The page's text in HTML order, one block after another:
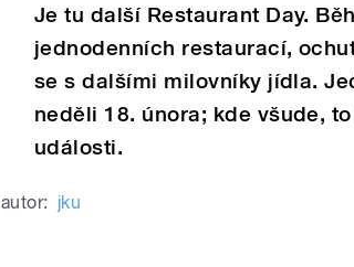
Je tu další Restaurant Day.
jednodenních restaurací,
se s dalšími milovníky jídla.
neděli 18. února; kde všude,
události.
autor: jku